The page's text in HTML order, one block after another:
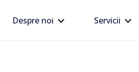
Despre noi Servicii